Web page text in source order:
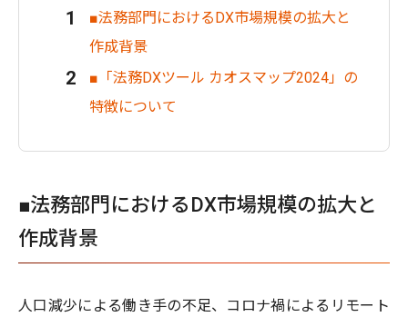
■法務部門におけるDX市場規模の拡大と
作成背景
■「法務DXツール カオスマップ2024」の
特徴について
■法務部門におけるDX市場規模の拡大と
作成背景
人口減少による働き手の不足、コロナ禍によるリモート